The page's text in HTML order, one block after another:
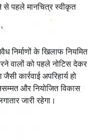
से पहले मानचित्र स्वीकृत
निर्माणों के खिलाफ नियमित
वालों को पहले नोटिस देकर
कार्रवाई अपरिहार्य हो
और नियोजित विकास
जारी रहेगा।